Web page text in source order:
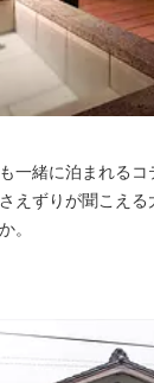
一緒に泊まれる
えずりが聞こえ
。